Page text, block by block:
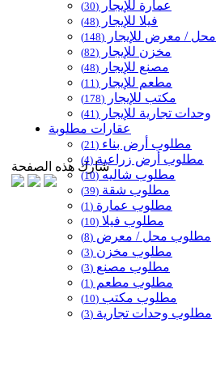
عمارة للإيجار (30)
فيلا للإيجار (48)
محل / معرض للإيجار (148)
مخزن للإيجار (82)
مصنع للإيجار (48)
مطعم للإيجار (11)
مكتب للإيجار (178)
وحدات تجارية للإيجار (41)
عقارات مطلوبة
مطلوب أرض بناء (21)
مطلوب أرض زراعية (4)
مطلوب شاليه(10)
مطلوب شقة (39)
مطلوب عمارة (1)
مطلوب فيلا (10)
مطلوب محل / معرض (8)
مطلوب مخزن (3)
مطلوب مصنع (3)
مطلوب مطعم (1)
مطلوب مكتب (10)
مطلوب وحدات تجارية (3)
شارك هذه الصفحة